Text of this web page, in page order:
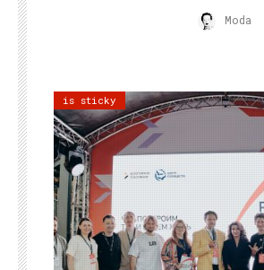
Moda
is sticky